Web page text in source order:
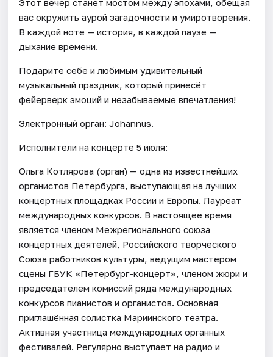
Этот вечер станет мостом между эпохами, обещая
вас окружить аурой загадочности и умиротворения.
В каждой ноте — история, в каждой паузе —
дыхание времени.
Подарите себе и любимым удивительный
музыкальный праздник, который принесёт
фейерверк эмоций и незабываемые впечатления!
Электронный орган: Johannus.
Исполнители на концерте 5 июля:
Ольга Котлярова (орган) — одна из известнейших
органистов Петербурга, выступающая на лучших
концертных площадках России и Европы. Лауреат
международных конкурсов. В настоящее время
является членом Межрегионального союза
концертных деятелей, Российского творческого
Союза работников культуры, ведущим мастером
сцены ГБУК «Петербург-концерт», членом жюри и
председателем комиссий ряда международных
конкурсов пианистов и органистов. Основная
приглашённая солистка Мариинского театра.
Активная участница международных органных
фестивалей. Регулярно выступает на радио и